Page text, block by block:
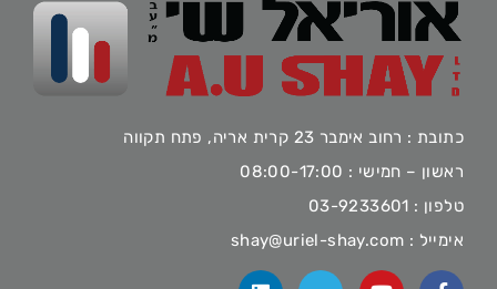
כתובת : רחוב אימבר 23 קרית אריה, פתח תקווה
ראשון – חמישי : 08:00-17:00
טלפון : 03-9233601
אימייל : shay@uriel-shay.com